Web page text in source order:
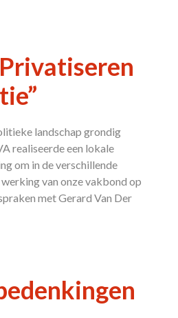
landschap grondig
realiseerde een lokale
om in de verschillende
van onze vakbond op
met Gerard Van Der